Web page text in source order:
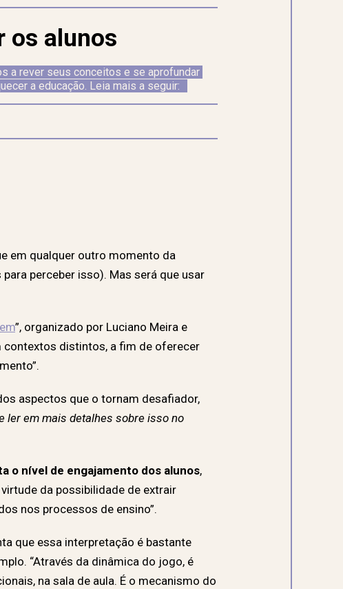
os alunos
a rever seus conceitos e se aprofundar
a educação. Leia mais a seguir:
em qualquer outro momento da
perceber isso). Mas será que usar
”, organizado por Luciano Meira e
contextos distintos, a fim de oferecer
aspectos que o tornam desafiador,
ler em mais detalhes sobre isso no
o nível de engajamento dos alunos,
da possibilidade de extrair
nos processos de ensino”.
que essa interpretação é bastante
“Através da dinâmica do jogo, é
na sala de aula. É o mecanismo do